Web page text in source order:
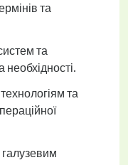
та
та
та
галузевим